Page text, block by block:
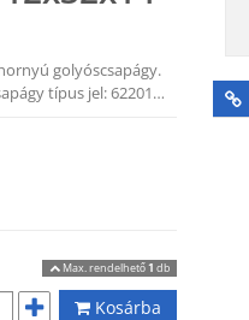
golyóscsapágy.
típus jel: 62201…
Max. rendelhető1 db
Kosárba